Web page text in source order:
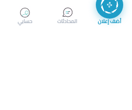
إجراء مكالمة
حسابي المحادثات أضف إعلان